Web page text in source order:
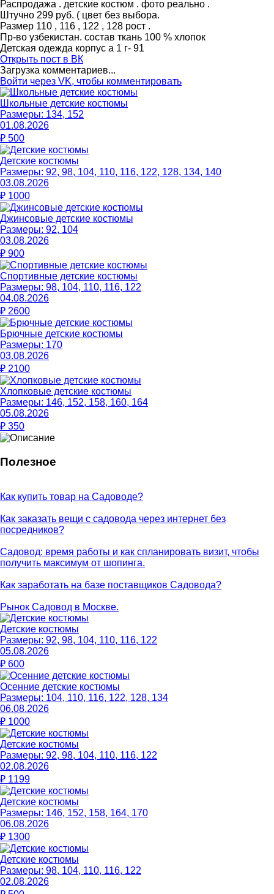
Распродажа . детские костюм . фото реально .
Штучно 299 руб. ( цвет без выбора.
Размер 110 , 116 , 122 , 128 рост .
Пр-во узбекистан. состав ткань 100 % хлопок
Детская одежда корпус а 1 г- 91
Открыть пост в ВК
Загрузка комментариев...
Войти через VK, чтобы комментировать
Школьные детские костюмы
Размеры: 134, 152
01.08.2026
₽ 500
Детские костюмы
Размеры: 92, 98, 104, 110, 116, 122, 128, 134, 140
03.08.2026
₽ 1000
Джинсовые детские костюмы
Размеры: 92, 104
03.08.2026
₽ 900
Спортивные детские костюмы
Размеры: 98, 104, 110, 116, 122
04.08.2026
₽ 2600
Брючные детские костюмы
Размеры: 170
03.08.2026
₽ 2100
Хлопковые детские костюмы
Размеры: 146, 152, 158, 160, 164
05.08.2026
₽ 350
Полезное
Как купить товар на Cадоводе?
Как заказать вещи с садовода через интернет без
посредников?
Садовод: время работы и как спланировать визит, чтобы
получить максимум от шопинга.
Как заработать на базе поставщиков Садовода?
Рынок Садовод в Москве.
Детские костюмы
Размеры: 92, 98, 104, 110, 116, 122
05.08.2026
₽ 600
Осенние детские костюмы
Размеры: 104, 110, 116, 122, 128, 134
06.08.2026
₽ 1000
Детские костюмы
Размеры: 92, 98, 104, 110, 116, 122
02.08.2026
₽ 1199
Детские костюмы
Размеры: 146, 152, 158, 164, 170
06.08.2026
₽ 1300
Детские костюмы
Размеры: 98, 104, 110, 116, 122
02.08.2026